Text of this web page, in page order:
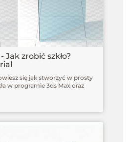
- V-ray 5 - Jak uzyskać czysty
Jak zrobić szkło?
się jak stworzyć w prosty
w programie 3ds Max oraz